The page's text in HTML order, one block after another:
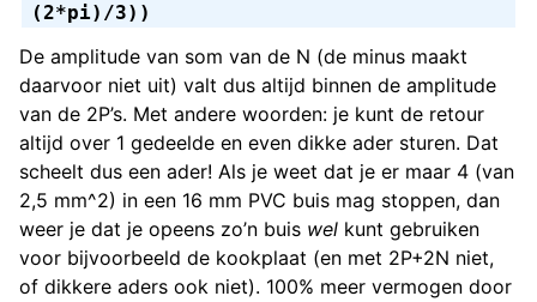
(2*pi)/3))
De amplitude van som van de N (de minus maakt
daarvoor niet uit) valt dus altijd binnen de amplitude
van de 2P’s. Met andere woorden: je kunt de retour
altijd over 1 gedeelde en even dikke ader sturen. Dat
scheelt dus een ader! Als je weet dat je er maar 4 (van
2,5 mm^2) in een 16 mm PVC buis mag stoppen, dan
weer je dat je opeens zo’n buis wel kunt gebruiken
voor bijvoorbeeld de kookplaat (en met 2P+2N niet,
of dikkere aders ook niet). 100% meer vermogen door